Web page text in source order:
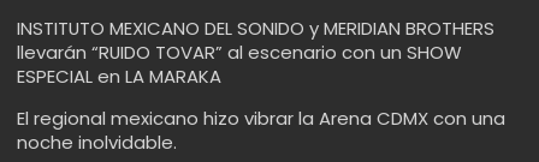
INSTITUTO MEXICANO DEL SONIDO y MERIDIAN BROTHERS
llevarán “RUIDO TOVAR” al escenario con un SHOW
ESPECIAL en LA MARAKA
El regional mexicano hizo vibrar la Arena CDMX con una
noche inolvidable.